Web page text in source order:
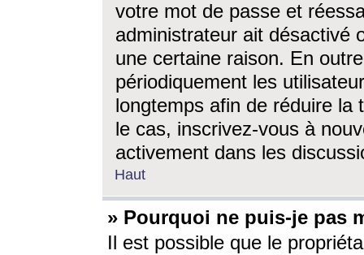
votre mot de passe et
administrateur ait désactivé
une certaine raison. En
périodiquement les
longtemps afin de réduire la
le cas, inscrivez-vous à
activement dans les
Haut
» Pourquoi ne puis-je pas
Il est possible que le